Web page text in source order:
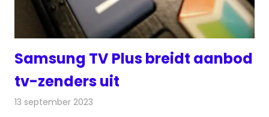
Samsung TV Plus breidt aanbod
tv-zenders uit
13 september 2023